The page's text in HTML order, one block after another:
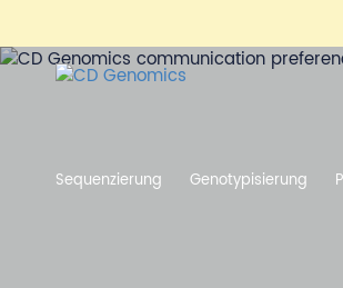
Sequenzierung Genotypisierung